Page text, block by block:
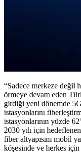
“Sadece merkeze değil
örmeye devam eden
girdiği yeni dönemde
istasyonlarını
istasyonlarının yüzde
2030 yılı için
fiber altyapısını mobil
köşesinde ve herkes